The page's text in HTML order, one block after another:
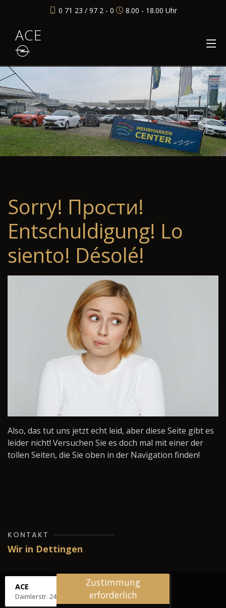
0 71 23 / 97 2 - 0 8.00 - 18.00 Uhr
ACE
Sorry! Прости!
Entschuldigung! Lo
siento! Désolé!
Also, das tut uns jetzt echt leid, aber diese Seite gibt es
leider nicht! Versuchen Sie es doch mal mit einer der
tollen Seiten, die Sie oben in der Navigation finden!
KONTAKT
Wir in Dettingen
ACE
Daimlerstr. 24, 72581 Dettingen
Zustimmung
erforderlich